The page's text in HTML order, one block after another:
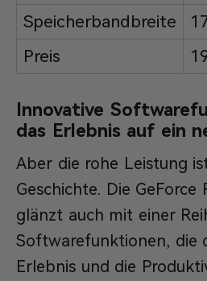
Speicherbandbreite
Preis
Innovative
das Erlebnis auf ein
Aber die rohe Leistung
Geschichte. Die GeForce
glänzt auch mit einer
Softwarefunktionen, die
Erlebnis und die